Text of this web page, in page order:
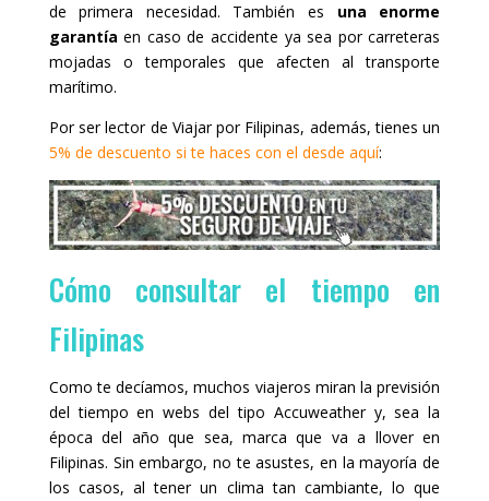
de primera necesidad. También es una enorme
garantía en caso de accidente ya sea por carreteras
mojadas o temporales que afecten al transporte
marítimo.
Por ser lector de Viajar por Filipinas, además, tienes un
5% de descuento si te haces con el desde aquí:
Cómo consultar el tiempo en
Filipinas
Como te decíamos, muchos viajeros miran la previsión
del tiempo en webs del tipo Accuweather y, sea la
época del año que sea, marca que va a llover en
Filipinas. Sin embargo, no te asustes, en la mayoría de
los casos, al tener un clima tan cambiante, lo que